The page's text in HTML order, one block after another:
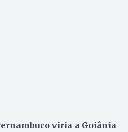
viria a Goiânia